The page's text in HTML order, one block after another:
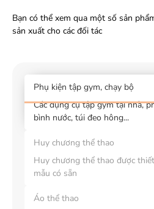
Bạn có thể xem qua một số sản
sản xuất cho các đối tác
Phụ kiện tập gym, chạy bộ
Các dụng cụ tập gym tại nhà,
bình nước, túi đeo hông...
Huy chương thể thao
Huy chương thể thao được
mẫu có sẵn
Áo thể thao